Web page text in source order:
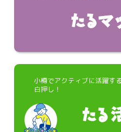
小樽でアクティブに活躍す
白押し！